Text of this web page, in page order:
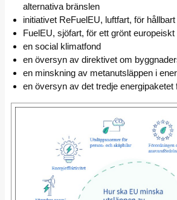
alternativa bränslen
initiativet ReFuelEU, luftfart, för
FuelEU, sjöfart, för ett grönt
en social klimatfond
en översyn av direktivet om
en minskning av metanutsläppen i
en översyn av det tredje energipaketet